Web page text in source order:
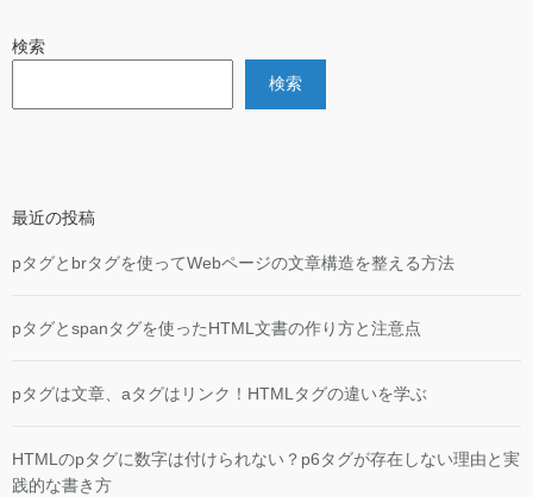
検索
検索
最近の投稿
pタグとbrタグを使ってWebページの文章構造を整える方法
pタグとspanタグを使ったHTML文書の作り方と注意点
pタグは文章、aタグはリンク！HTMLタグの違いを学ぶ
HTMLのpタグに数字は付けられない？p6タグが存在しない理由と実
践的な書き方